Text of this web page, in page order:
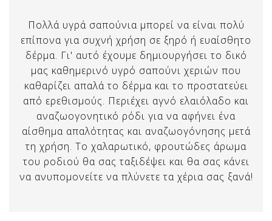
Πολλά υγρά σαπούνια μπορεί να είναι πολύ
επίπονα για συχνή χρήση σε ξηρό ή ευαίσθητο
δέρμα. Γι' αυτό έχουμε δημιουργήσει το δικό
μας καθημερινό υγρό σαπούνι χεριών που
καθαρίζει απαλά το δέρμα και το προστατεύει
από ερεθισμούς. Περιέχει αγνό ελαιόλαδο και
αναζωογονητικό ρόδι για να αφήνει ένα
αίσθημα απαλότητας και αναζωογόνησης μετά
τη χρήση. Το χαλαρωτικό, φρουτώδες άρωμα
του ροδιού θα σας ταξιδέψει και θα σας κάνει
να ανυπομονείτε να πλύνετε τα χέρια σας ξανά!